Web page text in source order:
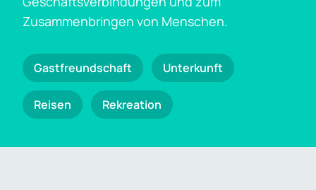
Zusammenbringen von Menschen.
Gastfreundschaft Unterkunft
Reisen Rekreation